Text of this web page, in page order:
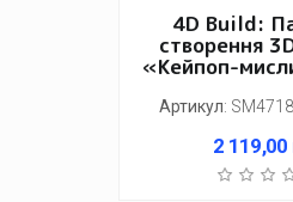
4D Build:
створення
«Кейпоп-
Артикул:
2 119,00